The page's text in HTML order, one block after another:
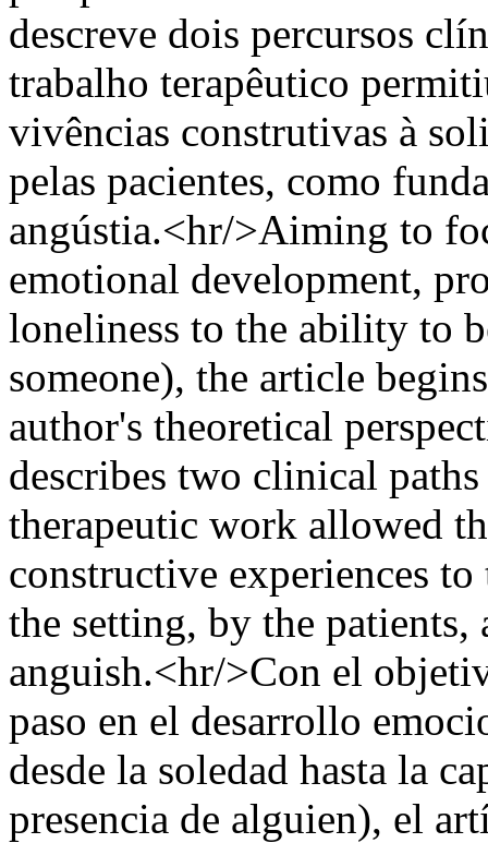
descreve dois percursos
trabalho terapêutico
vivências construtivas à
pelas pacientes, como
angústia.<hr/>Aiming to
emotional development,
loneliness to the ability to
someone), the article
author's theoretical
describes two clinical
therapeutic work allowed
constructive experiences
the setting, by the
anguish.<hr/>Con el
paso en el desarrollo
desde la soledad hasta la
presencia de alguien), el